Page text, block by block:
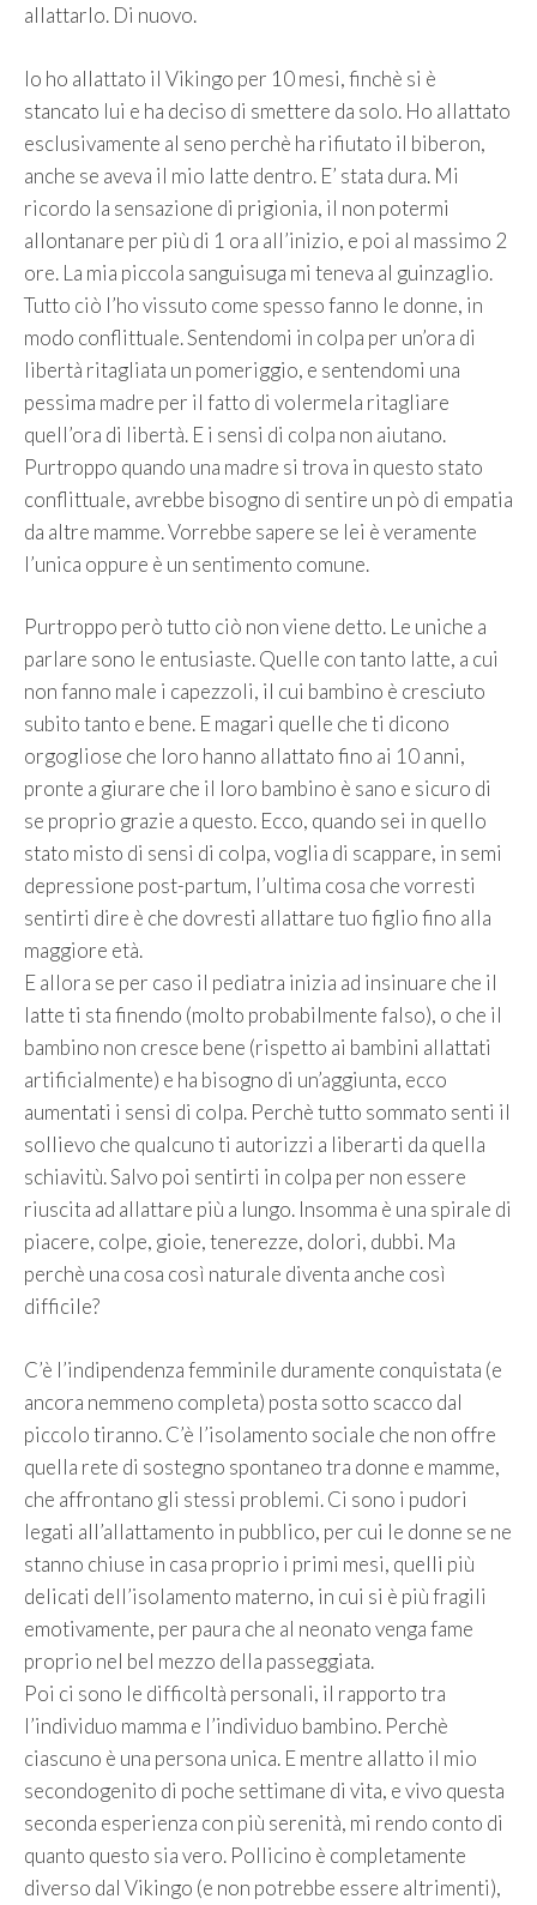
allattarlo. Di nuovo.
Io ho allattato il Vikingo per 10 mesi, finchè si è
stancato lui e ha deciso di smettere da solo. Ho allattato
esclusivamente al seno perchè ha rifiutato il biberon,
anche se aveva il mio latte dentro. E’ stata dura. Mi
ricordo la sensazione di prigionia, il non potermi
allontanare per più di 1 ora all’inizio, e poi al massimo 2
ore. La mia piccola sanguisuga mi teneva al guinzaglio.
Tutto ciò l’ho vissuto come spesso fanno le donne, in
modo conflittuale. Sentendomi in colpa per un’ora di
libertà ritagliata un pomeriggio, e sentendomi una
pessima madre per il fatto di volermela ritagliare
quell’ora di libertà. E i sensi di colpa non aiutano.
Purtroppo quando una madre si trova in questo stato
conflittuale, avrebbe bisogno di sentire un pò di empatia
da altre mamme. Vorrebbe sapere se lei è veramente
l’unica oppure è un sentimento comune.
Purtroppo però tutto ciò non viene detto. Le uniche a
parlare sono le entusiaste. Quelle con tanto latte, a cui
non fanno male i capezzoli, il cui bambino è cresciuto
subito tanto e bene. E magari quelle che ti dicono
orgogliose che loro hanno allattato fino ai 10 anni,
pronte a giurare che il loro bambino è sano e sicuro di
se proprio grazie a questo. Ecco, quando sei in quello
stato misto di sensi di colpa, voglia di scappare, in semi
depressione post-partum, l’ultima cosa che vorresti
sentirti dire è che dovresti allattare tuo figlio fino alla
maggiore età.
E allora se per caso il pediatra inizia ad insinuare che il
latte ti sta finendo (molto probabilmente falso), o che il
bambino non cresce bene (rispetto ai bambini allattati
artificialmente) e ha bisogno di un’aggiunta, ecco
aumentati i sensi di colpa. Perchè tutto sommato senti il
sollievo che qualcuno ti autorizzi a liberarti da quella
schiavitù. Salvo poi sentirti in colpa per non essere
riuscita ad allattare più a lungo. Insomma è una spirale di
piacere, colpe, gioie, tenerezze, dolori, dubbi. Ma
perchè una cosa così naturale diventa anche così
difficile?
C’è l’indipendenza femminile duramente conquistata (e
ancora nemmeno completa) posta sotto scacco dal
piccolo tiranno. C’è l’isolamento sociale che non offre
quella rete di sostegno spontaneo tra donne e mamme,
che affrontano gli stessi problemi. Ci sono i pudori
legati all’allattamento in pubblico, per cui le donne se ne
stanno chiuse in casa proprio i primi mesi, quelli più
delicati dell’isolamento materno, in cui si è più fragili
emotivamente, per paura che al neonato venga fame
proprio nel bel mezzo della passeggiata.
Poi ci sono le difficoltà personali, il rapporto tra
l’individuo mamma e l’individuo bambino. Perchè
ciascuno è una persona unica. E mentre allatto il mio
secondogenito di poche settimane di vita, e vivo questa
seconda esperienza con più serenità, mi rendo conto di
quanto questo sia vero. Pollicino è completamente
diverso dal Vikingo (e non potrebbe essere altrimenti),